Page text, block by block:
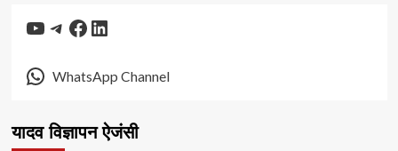
YouTube
Telegram
Facebook
LinkedIn
WhatsApp Channel
यादव विज्ञापन ऐजंसी